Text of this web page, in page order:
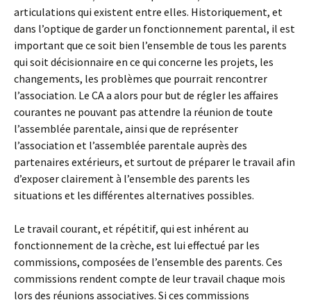
articulations qui existent entre elles. Historiquement, et
dans l’optique de garder un fonctionnement parental, il est
important que ce soit bien l’ensemble de tous les parents
qui soit décisionnaire en ce qui concerne les projets, les
changements, les problèmes que pourrait rencontrer
l’association. Le CA a alors pour but de régler les affaires
courantes ne pouvant pas attendre la réunion de toute
l’assemblée parentale, ainsi que de représenter
l’association et l’assemblée parentale auprès des
partenaires extérieurs, et surtout de préparer le travail afin
d’exposer clairement à l’ensemble des parents les
situations et les différentes alternatives possibles.
Le travail courant, et répétitif, qui est inhérent au
fonctionnement de la crèche, est lui effectué par les
commissions, composées de l’ensemble des parents. Ces
commissions rendent compte de leur travail chaque mois
lors des réunions associatives. Si ces commissions